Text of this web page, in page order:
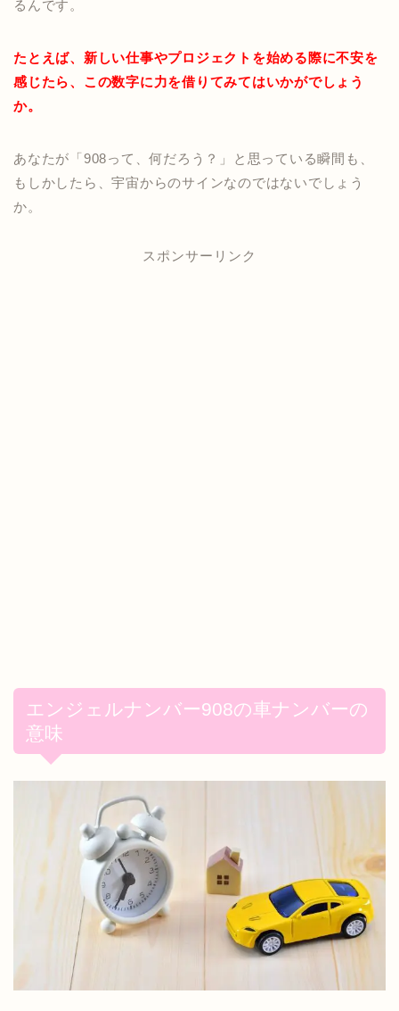
るんです。
たとえば、新しい仕事やプロジェクトを始める際に不安を
感じたら、この数字に力を借りてみてはいかがでしょう
か。
あなたが「908って、何だろう？」と思っている瞬間も、
もしかしたら、宇宙からのサインなのではないでしょう
か。
スポンサーリンク
エンジェルナンバー908の車ナンバーの
意味